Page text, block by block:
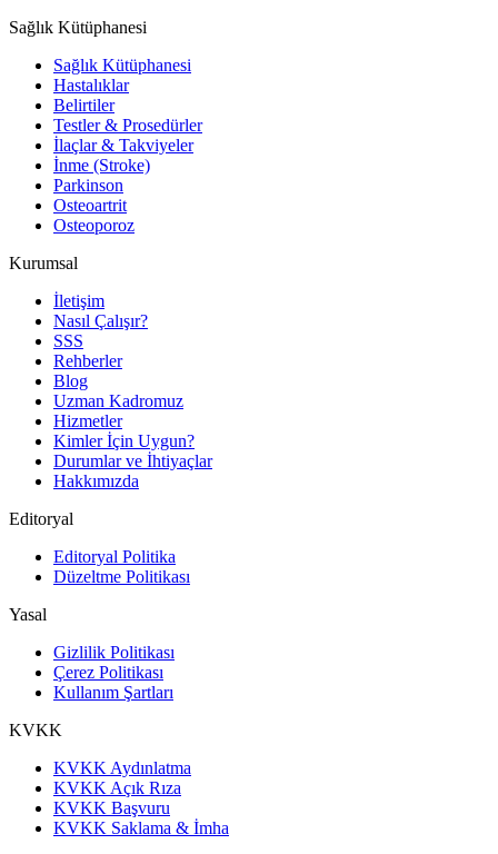
Sağlık Kütüphanesi
Sağlık Kütüphanesi
Hastalıklar
Belirtiler
Testler & Prosedürler
İlaçlar & Takviyeler
İnme (Stroke)
Parkinson
Osteoartrit
Osteoporoz
Kurumsal
İletişim
Nasıl Çalışır?
SSS
Rehberler
Blog
Uzman Kadromuz
Hizmetler
Kimler İçin Uygun?
Durumlar ve İhtiyaçlar
Hakkımızda
Editoryal
Editoryal Politika
Düzeltme Politikası
Yasal
Gizlilik Politikası
Çerez Politikası
Kullanım Şartları
KVKK
KVKK Aydınlatma
KVKK Açık Rıza
KVKK Başvuru
KVKK Saklama & İmha